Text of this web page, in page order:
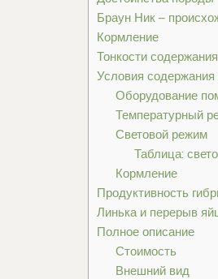
Браун Ник –
Кормление
Тонкости
Условия содержания
Оборудование
Температурный
Световой режим
Таблица:
Кормление
Продуктивность
Линька и перерыв
Полное описание
Стоимость
Внешний вид